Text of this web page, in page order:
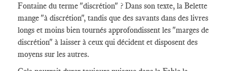
Fontaine du terme "discrétion" ? Dans son texte, la Belette
mange "à discrétion", tandis que des savants dans des livres
longs et moins bien tournés approfondissent les "marges de
discrétion" à laisser à ceux qui décident et disposent des
moyens sur les autres.